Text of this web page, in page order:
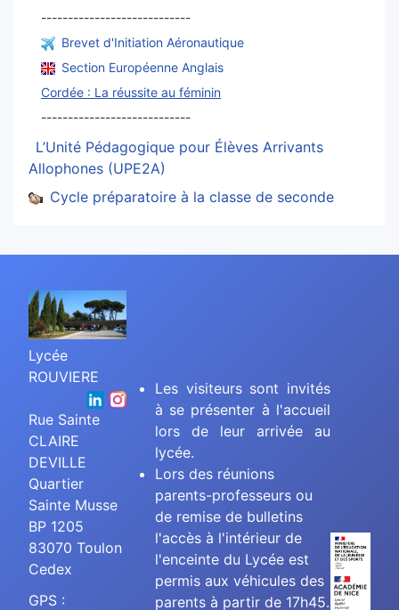
----------------------------
Brevet d'Initiation Aéronautique
Section Européenne Anglais
Cordée : La réussite au féminin
----------------------------
L’Unité Pédagogique pour Élèves Arrivants
Allophones (UPE2A)
Cycle préparatoire à la classe de seconde
Lycée
ROUVIERE
Rue Sainte
CLAIRE
DEVILLE
Quartier
Sainte Musse
BP 1205
83070 Toulon
Cedex
GPS :
Les visiteurs sont invités
à se présenter à l'accueil
lors de leur arrivée au
lycée.
Lors des réunions
parents-professeurs ou
de remise de bulletins
l'accès à l'intérieur de
l'enceinte du Lycée est
permis aux véhicules des
parents à partir de 17h45.